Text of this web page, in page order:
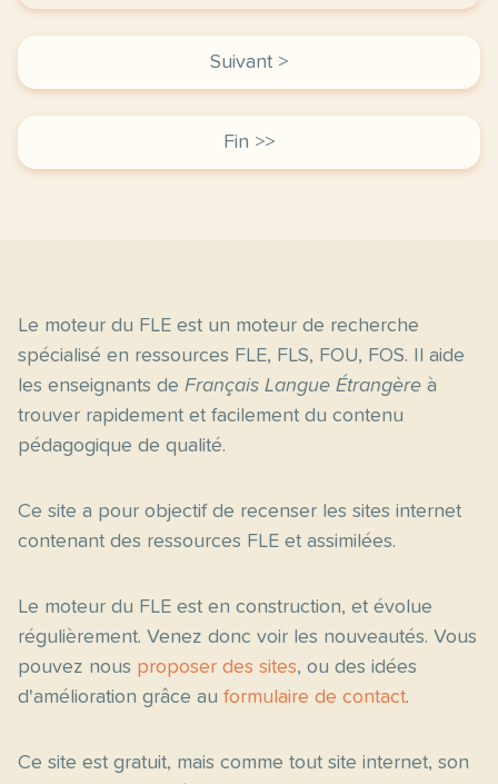
Suivant >
Fin >>
Le moteur du FLE est un moteur de recherche
spécialisé en ressources FLE, FLS, FOU, FOS. Il aide
les enseignants de Français Langue Étrangère à
trouver rapidement et facilement du contenu
pédagogique de qualité.
Ce site a pour objectif de recenser les sites internet
contenant des ressources FLE et assimilées.
Le moteur du FLE est en construction, et évolue
régulièrement. Venez donc voir les nouveautés. Vous
pouvez nous proposer des sites, ou des idées
d'amélioration grâce au formulaire de contact.
Ce site est gratuit, mais comme tout site internet, son